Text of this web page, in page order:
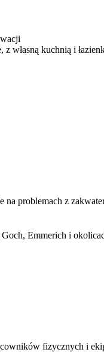
własną kuchnią i
na problemach z
Emmerich i
fizycznych i